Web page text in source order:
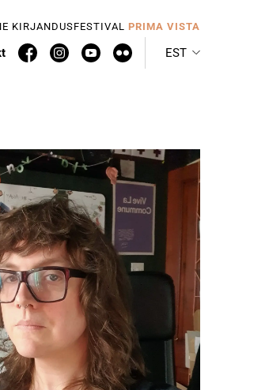
KIRJANDUSFESTIVAL PRIMA VISTA
EST